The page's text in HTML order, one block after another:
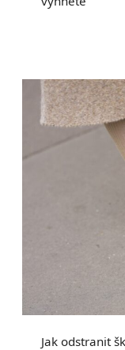
Jak odstranit